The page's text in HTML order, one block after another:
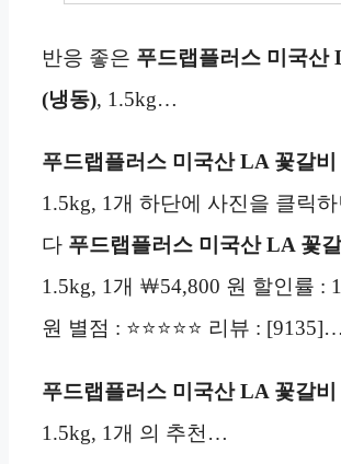
반응 좋은 푸드랩플러스 미국산
(냉동), 1.5kg…
푸드랩플러스 미국산 LA 꽃갈비
1.5kg, 1개 하단에 사진을 클릭하
다 푸드랩플러스 미국산 LA 꽃갈
1.5kg, 1개 ￦54,800 원 할인률 :
원 별점 : ⭐⭐⭐⭐⭐ 리뷰 : [9135]…
푸드랩플러스 미국산 LA 꽃갈비
1.5kg, 1개 의 추천…